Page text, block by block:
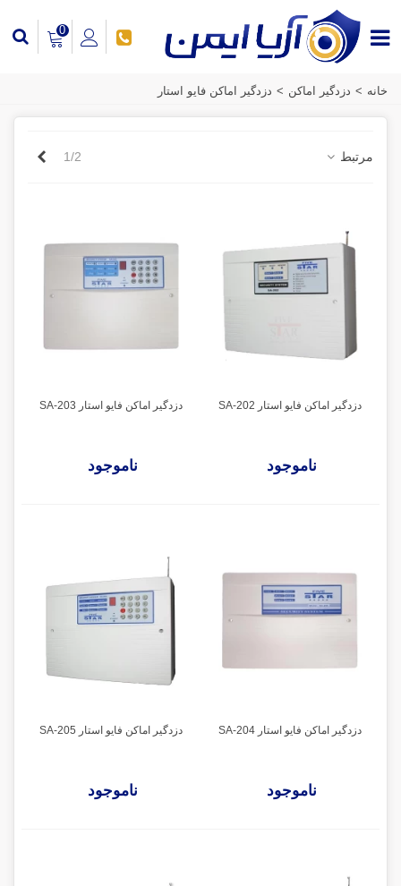
0
خانه > دزدگیر اماکن > دزدگیر اماکن فایو استار
مرتبط 1/2
دزدگیر اماکن فایو استار SA-202
ناموجود
دزدگیر اماکن فایو استار SA-203
ناموجود
دزدگیر اماکن فایو استار SA-204
ناموجود
دزدگیر اماکن فایو استار SA-205
ناموجود